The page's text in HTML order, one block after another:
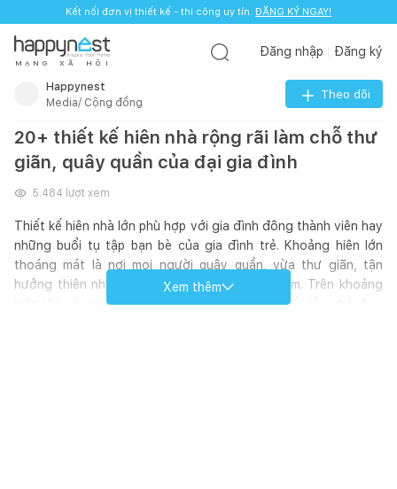
Kết nối đơn vị thiết kế - thi công uy tín. ĐĂNG KÝ NGAY!
M Ạ N G X Ã H Ộ I
Đăng nhập Đăng ký
Happynest
Media/ Cộng đồng
Theo dõi
20+ thiết kế hiên nhà rộng rãi làm chỗ thư
giãn, quây quần của đại gia đình
5.484 lượt xem
Thiết kế hiên nhà lớn phù hợp với gia đình đông thành viên hay
những buổi tụ tập bạn bè của gia đình trẻ. Khoảng hiên lớn
thoáng mát là nơi mọi người quây quần, vừa thư giãn, tận
hưởng thiên nhiên trong lành, gắn kết tình cảm. Trên khoảng
hiên lớn cả gia đình có thể ăn uống, dựng chiếc lều nhỏ, hay
Xem thêm